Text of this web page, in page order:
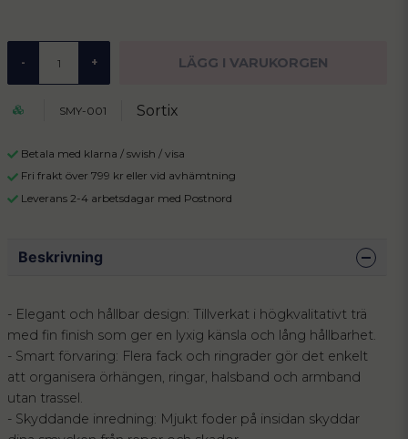
- + LÄGG I VARUKORGEN
SMY-001 Sortix
Betala med klarna / swish / visa
Fri frakt över 799 kr eller vid avhämtning
Leverans 2-4 arbetsdagar med Postnord
Beskrivning
- Elegant och hållbar design: Tillverkat i högkvalitativt trä
med fin finish som ger en lyxig känsla och lång hållbarhet.
- Smart förvaring: Flera fack och ringrader gör det enkelt
att organisera örhängen, ringar, halsband och armband
utan trassel.
- Skyddande inredning: Mjukt foder på insidan skyddar